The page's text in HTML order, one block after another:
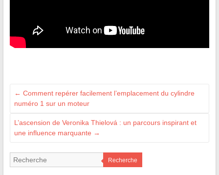
← Comment repérer facilement l’emplacement du cylindre
numéro 1 sur un moteur
L’ascension de Veronika Thielová : un parcours inspirant et
une influence marquante →
Recherche